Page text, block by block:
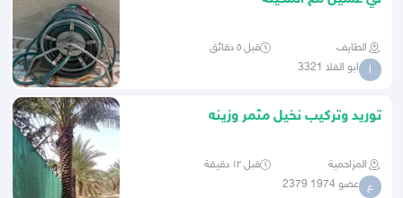
الطايف قبل ٥ دقائق
ا ابو الفلا 3321
توريد وتركيب نخيل مثمر وزينه
المزاحمية قبل ١٢ دقيقة
ع عضو 1974 2379